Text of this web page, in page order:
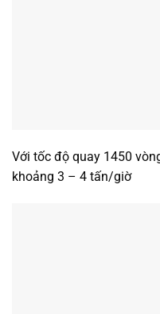
Với tốc độ quay 1450
khoảng 3 – 4 tấn/giờ